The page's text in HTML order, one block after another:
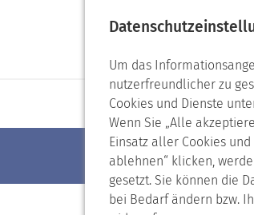
Um das
nutzerfreundlicher zu
Cookies und Dienste
Wenn Sie „Alle
Einsatz aller Cookies und
ablehnen“ klicken,
gesetzt. Sie können die
bei Bedarf ändern bzw.